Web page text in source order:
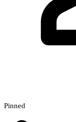
Pinned